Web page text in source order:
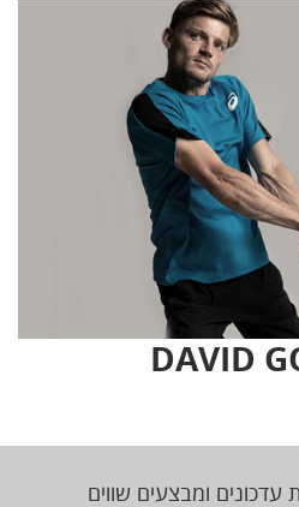
DAVID
ומבצעים שווים